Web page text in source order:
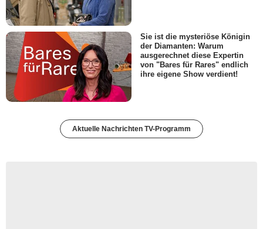
Sie ist die mysteriöse Königin
der Diamanten: Warum
ausgerechnet diese Expertin
von "Bares für Rares" endlich
ihre eigene Show verdient!
Aktuelle Nachrichten TV-Programm